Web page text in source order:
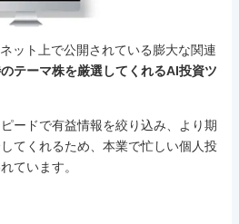
ット上で公開されている膨大な関連
テーマ株を厳選してくれるAI投資ツ
ードで有益情報を絞り込み、より期
てくれるため、本業で忙しい個人投
ています。